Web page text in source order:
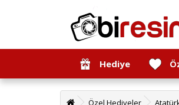
Hediye
Özel Hediyeler